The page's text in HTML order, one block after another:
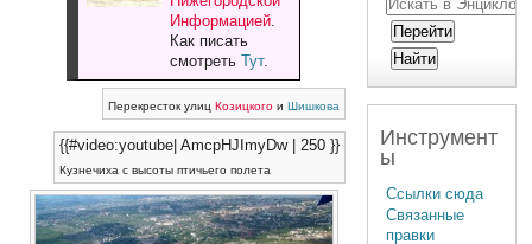
Информацией.
Как писать
смотреть Тут.
Перекресток улиц Козицкогои Шишкова
{{#video:youtube| AmcpHJImyDw | 250 }}
Кузнечиха с высоты птичьего полета
Инструмент
ы
Ссылки сюда
Связанные
правки